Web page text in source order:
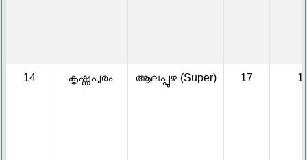
14 കൃഷ്ണപുരം ആലപ്പുഴ (Super) 17